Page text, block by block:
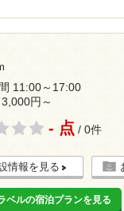
11:00～17:00
円～
- 点 / 0件
情報を見る
ベルの宿泊プランを見る